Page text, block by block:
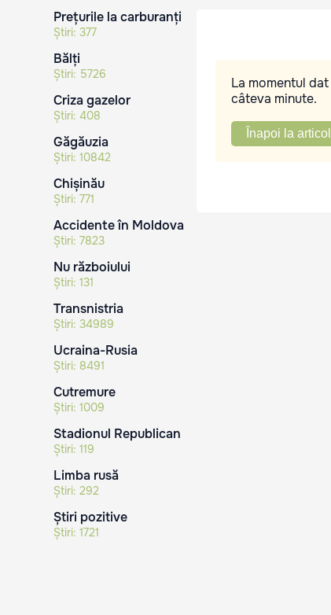
Prețurile la carburanți
Știri: 377
Bălți
Știri: 5726
Criza gazelor
Știri: 408
Găgăuzia
Știri: 10842
Chișinău
Știri: 771
Accidente în Moldova
Știri: 7823
Nu războiului
Știri: 131
Transnistria
Știri: 34989
Ucraina-Rusia
Știri: 8491
Cutremure
Știri: 1009
Stadionul Republican
Știri: 119
Limba rusă
Știri: 292
Știri pozitive
Știri: 1721
La momentul
câteva minute.
Înapoi la